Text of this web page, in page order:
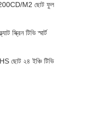
M2 ছোট ফুল
স্ক্রিন টিভি স্মার্ট
ছোট ২৪ ইঞ্চি টিভি